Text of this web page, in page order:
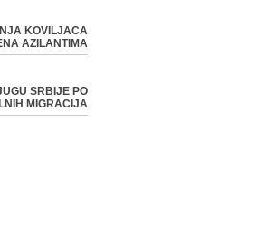
KOVILJACA
AZILANTIMA
SRBIJE PO
MIGRACIJA